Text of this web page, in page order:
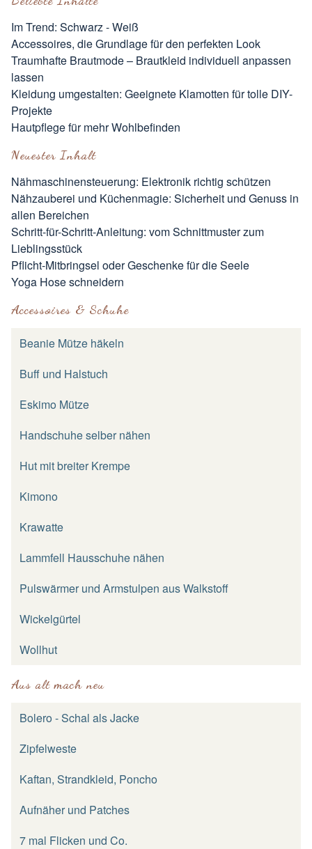
Im Trend: Schwarz - Weiß
Accessoires, die Grundlage für den perfekten Look
Traumhafte Brautmode – Brautkleid individuell anpassen
lassen
Kleidung umgestalten: Geeignete Klamotten für tolle DIY-
Projekte
Hautpflege für mehr Wohlbefinden
Neuester Inhalt
Nähmaschinensteuerung: Elektronik richtig schützen
Nähzauberei und Küchenmagie: Sicherheit und Genuss in
allen Bereichen
Schritt-für-Schritt-Anleitung: vom Schnittmuster zum
Lieblingsstück
Pflicht-Mitbringsel oder Geschenke für die Seele
Yoga Hose schneidern
Accessoires & Schuhe
Beanie Mütze häkeln
Buff und Halstuch
Eskimo Mütze
Handschuhe selber nähen
Hut mit breiter Krempe
Kimono
Krawatte
Lammfell Hausschuhe nähen
Pulswärmer und Armstulpen aus Walkstoff
Wickelgürtel
Wollhut
Aus alt mach neu
Bolero - Schal als Jacke
Zipfelweste
Kaftan, Strandkleid, Poncho
Aufnäher und Patches
7 mal Flicken und Co.